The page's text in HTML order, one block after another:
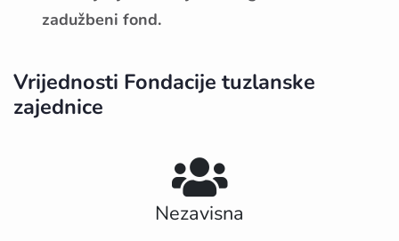
zadužbeni fond.
Vrijednosti Fondacije tuzlanske
zajednice
Nezavisna